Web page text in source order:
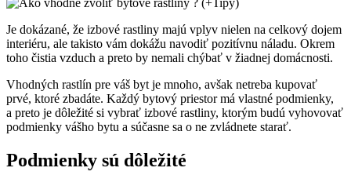
Je dokázané, že izbové rastliny majú vplyv nielen na celkový dojem
interiéru, ale takisto vám dokážu navodiť pozitívnu náladu. Okrem
toho čistia vzduch a preto by nemali chýbať v žiadnej domácnosti.
Vhodných rastlín pre váš byt je mnoho, avšak netreba kupovať
prvé, ktoré zbadáte. Každý bytový priestor má vlastné podmienky,
a preto je dôležité si vybrať izbové rastliny, ktorým budú vyhovovať
podmienky vášho bytu a súčasne sa o ne zvládnete starať.
Podmienky sú dôležité